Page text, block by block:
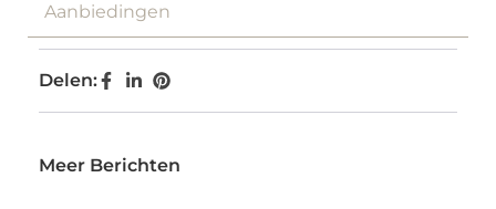
Aanbiedingen
Delen:
Meer Berichten